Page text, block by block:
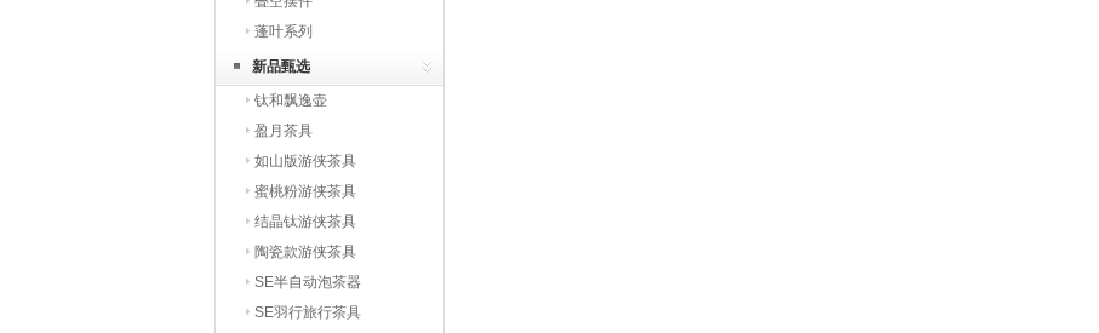
蓬叶系列
新品甄选
钛和飘逸壶
盈月茶具
如山版游侠茶具
蜜桃粉游侠茶具
结晶钛游侠茶具
陶瓷款游侠茶具
SE半自动泡茶器
SE羽行旅行茶具